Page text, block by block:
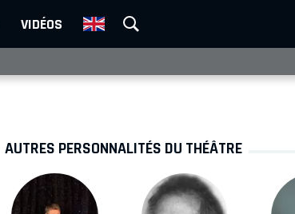
VIDÉOS
AUTRES PERSONNALITÉS DU THÉÂTRE